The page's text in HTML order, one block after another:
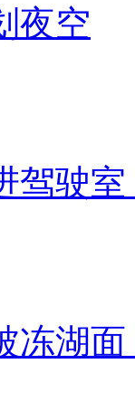
夜空
驾驶
冻湖